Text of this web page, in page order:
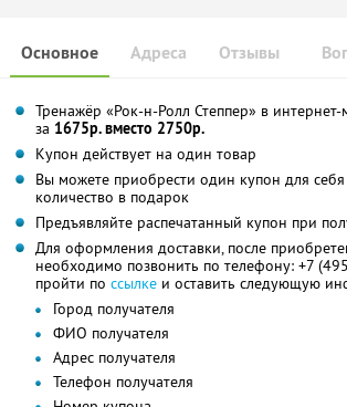
Основное Отзывы
Адреса
Тренажёр «Рок-н-Ролл Степпер» в интернет-
за 1675р. вместо 2750р.
Купон действует на один товар
Вы можете приобрести один купон для
количество в подарок
Предъявляйте распечатанный купон при
Для оформления доставки, после
необходимо позвонить по телефону: +7
пройти по ссылке и оставить следующую
Город получателя
ФИО получателя
Адрес получателя
Телефон получателя